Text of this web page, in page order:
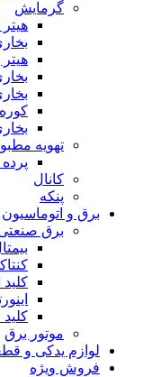
گرمایش
تهویه
پرده
کانال
پنکه
برق و اتوماسیون
برق
کلید
کلید
موتور برق
لوازم یدکی و
فروش ویژه